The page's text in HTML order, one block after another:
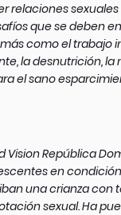
relaciones
que se deben
como el trabajo
la desnutrición,
el sano
Vision República
en
una crianza con
sexual. Ha